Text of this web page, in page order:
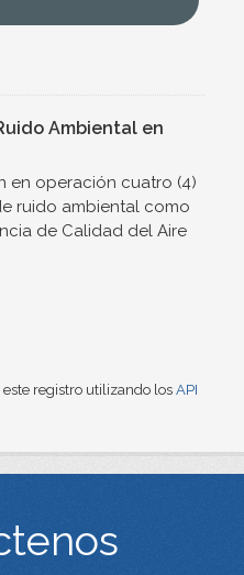
Ambiental en
en operación cuatro (4)
ruido ambiental como
de Calidad del Aire
registro utilizando los API